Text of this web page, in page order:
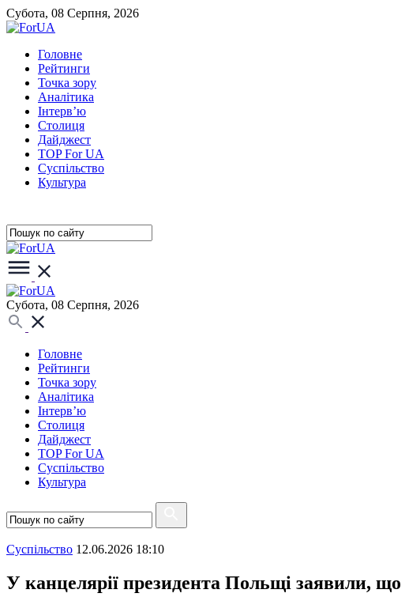
Субота, 08 Серпня, 2026
Головне
Рейтинги
Точка зору
Аналітика
Інтерв’ю
Столиця
Дайджест
TOP For UA
Суспiльство
Культура
Субота, 08 Серпня, 2026
Головне
Рейтинги
Точка зору
Аналітика
Інтерв’ю
Столиця
Дайджест
TOP For UA
Суспiльство
Культура
Суспiльство 12.06.2026 18:10
У канцелярії президента Польщі заявили,